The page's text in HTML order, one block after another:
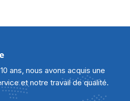
ans, nous avons acquis une
et notre travail de qualité.